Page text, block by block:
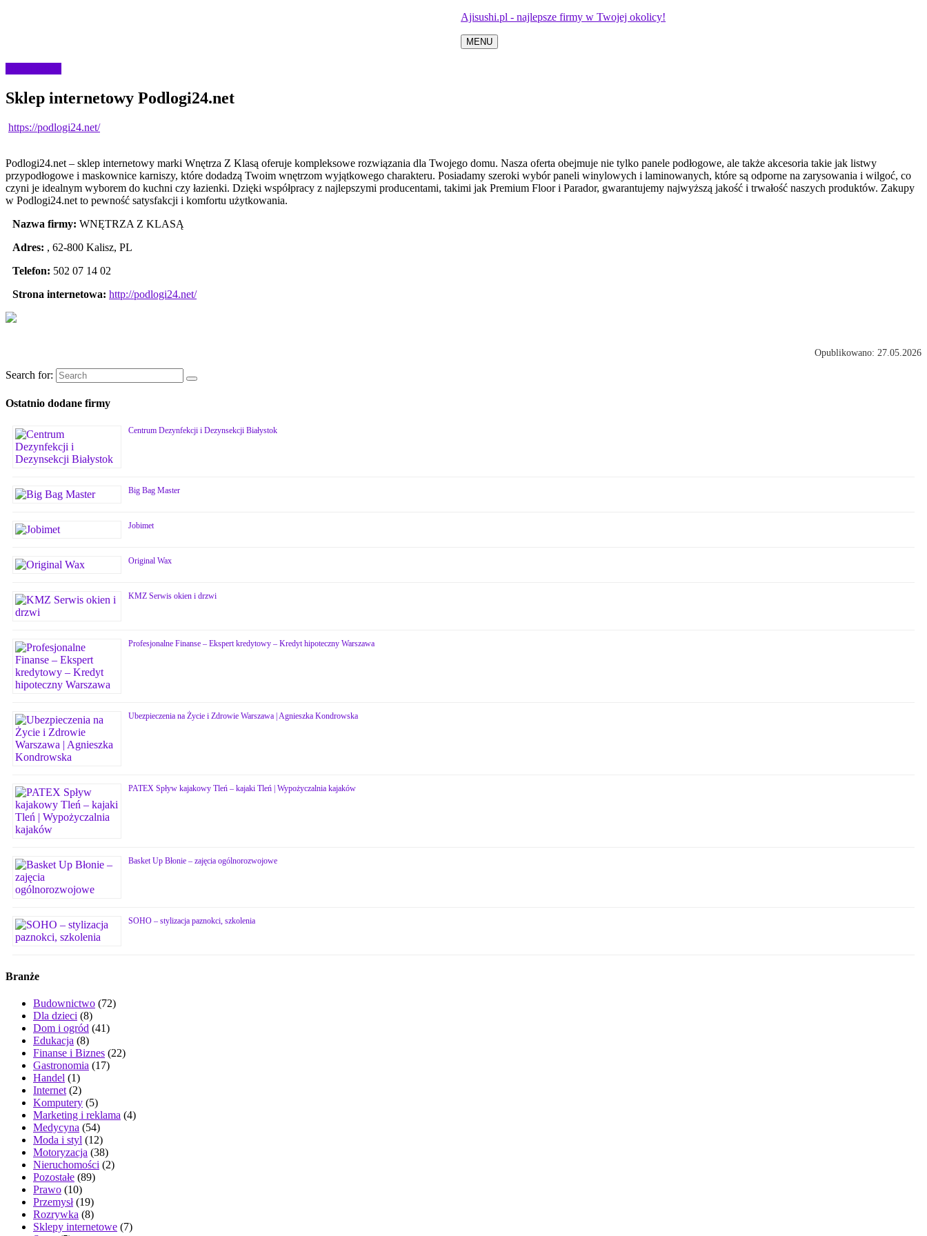
Ajisushi.pl - najlepsze firmy w Twojej okolicy!
MENU
Sklep internetowy Podlogi24.net
https://podlogi24.net/
Podlogi24.net – sklep internetowy marki Wnętrza Z Klasą oferuje kompleksowe rozwiązania dla Twojego domu. Nasza oferta obejmuje nie tylko panele podłogowe, ale także akcesoria takie jak listwy
przypodłogowe i maskownice karniszy, które dodadzą Twoim wnętrzom wyjątkowego charakteru. Posiadamy szeroki wybór paneli winylowych i laminowanych, które są odporne na zarysowania i wilgoć, co
czyni je idealnym wyborem do kuchni czy łazienki. Dzięki współpracy z najlepszymi producentami, takimi jak Premium Floor i Parador, gwarantujemy najwyższą jakość i trwałość naszych produktów. Zakupy
w Podlogi24.net to pewność satysfakcji i komfortu użytkowania.
Nazwa firmy: WNĘTRZA Z KLASĄ
Adres: , 62-800 Kalisz, PL
Telefon: 502 07 14 02
Strona internetowa: http://podlogi24.net/
Opublikowano: 27.05.2026
Search for:
Ostatnio dodane firmy
Centrum Dezynfekcji i Dezynsekcji Białystok
Big Bag Master
Jobimet
Original Wax
KMZ Serwis okien i drzwi
Profesjonalne Finanse – Ekspert kredytowy – Kredyt hipoteczny Warszawa
Ubezpieczenia na Życie i Zdrowie Warszawa | Agnieszka Kondrowska
PATEX Spływ kajakowy Tleń – kajaki Tleń | Wypożyczalnia kajaków
Basket Up Błonie – zajęcia ogólnorozwojowe
SOHO – stylizacja paznokci, szkolenia
Branże
Budownictwo (72)
Dla dzieci (8)
Dom i ogród (41)
Edukacja (8)
Finanse i Biznes (22)
Gastronomia (17)
Handel (1)
Internet (2)
Komputery (5)
Marketing i reklama (4)
Medycyna (54)
Moda i styl (12)
Motoryzacja (38)
Nieruchomości (2)
Pozostałe (89)
Prawo (10)
Przemysł(19)
Rozrywka (8)
Sklepy internetowe (7)